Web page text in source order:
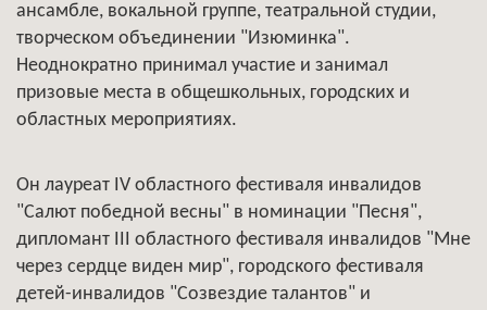
ансамбле, вокальной группе, театральной студии,
творческом объединении "Изюминка".
Неоднократно принимал участие и занимал
призовые места в общешкольных, городских и
областных мероприятиях.
Он лауреат IV областного фестиваля инвалидов
"Салют победной весны" в номинации "Песня",
дипломант III областного фестиваля инвалидов "Мне
через сердце виден мир", городского фестиваля
детей-инвалидов "Созвездие талантов" и